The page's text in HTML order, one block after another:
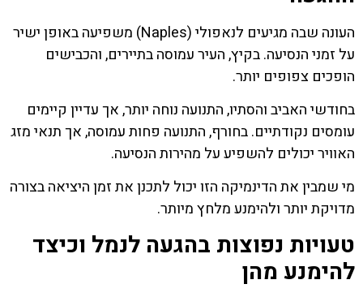
העונה שבה מגיעים לנאפולי (Naples) משפיעה באופן ישיר
על זמני הנסיעה. בקיץ, העיר עמוסה בתיירים, והכבישים
הופכים צפופים יותר.
בחודשי האביב והסתיו, התנועה נוחה יותר, אך עדיין קיימים
עומסים נקודתיים. בחורף, התנועה פחות עמוסה, אך תנאי מזג
האוויר יכולים להשפיע על מהירות הנסיעה.
מי שמבין את הדינמיקה הזו יכול לתכנן את זמן היציאה בצורה
מדויקת יותר ולהימנע מלחץ מיותר.
טעויות נפוצות בהגעה לנמל וכיצד
להימנע מהן